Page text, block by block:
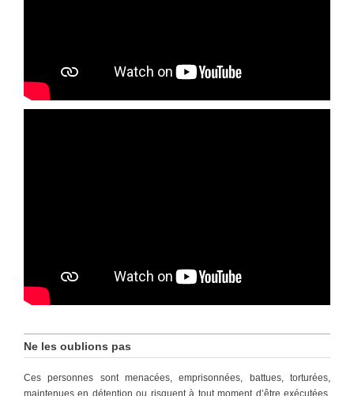
Ne les oublions pas
Ces personnes sont menacées, emprisonnées, battues, torturées,
maintenues en détention ou risquent à tout moment d’être exécutées.